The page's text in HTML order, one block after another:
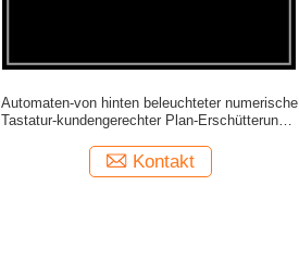
Automaten-von hinten beleuchteter numerische
Tastatur-kundengerechter Plan-Erschütterungs-
Kontakt